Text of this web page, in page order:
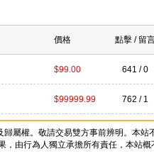
價格 點擊 / 留
$99.00 641 / 0
$99999.99 762 / 1
屬權。敬請交易雙方事前辨明。本站
由行為人獨立承擔所有責任，本站概